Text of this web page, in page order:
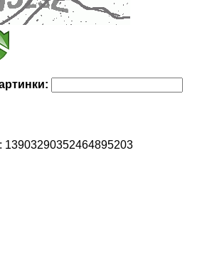
13903290352464895203